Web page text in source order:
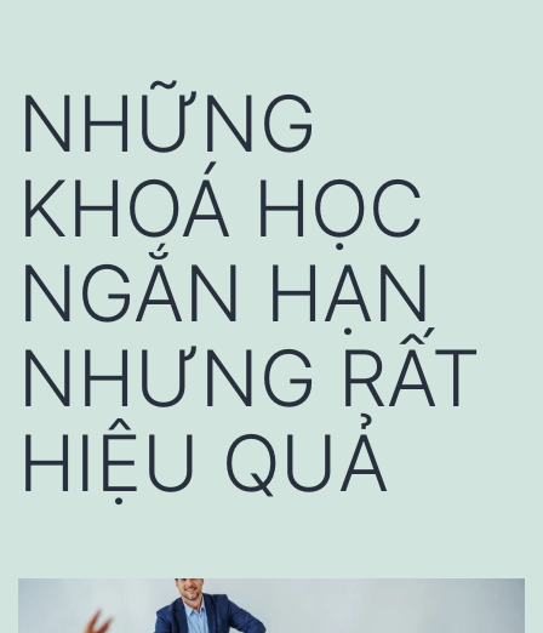
NHỮNG
KHOÁ HỌC
NGẮN HẠN
NHƯNG RẤT
HIỆU QUẢ